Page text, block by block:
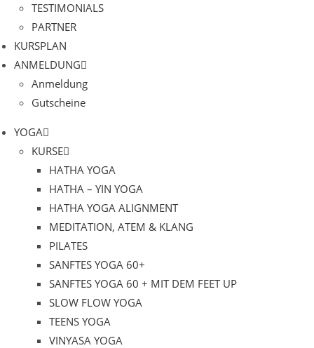
TESTIMONIALS
PARTNER
KURSPLAN​
ANMELDUNG
Anmeldung
Gutscheine
YOGA
KURSE
HATHA YOGA
HATHA – YIN YOGA
HATHA YOGA ALIGNMENT
MEDITATION, ATEM & KLANG
PILATES
SANFTES YOGA 60+
SANFTES YOGA 60 + MIT DEM FEET UP
SLOW FLOW YOGA
TEENS YOGA
VINYASA YOGA